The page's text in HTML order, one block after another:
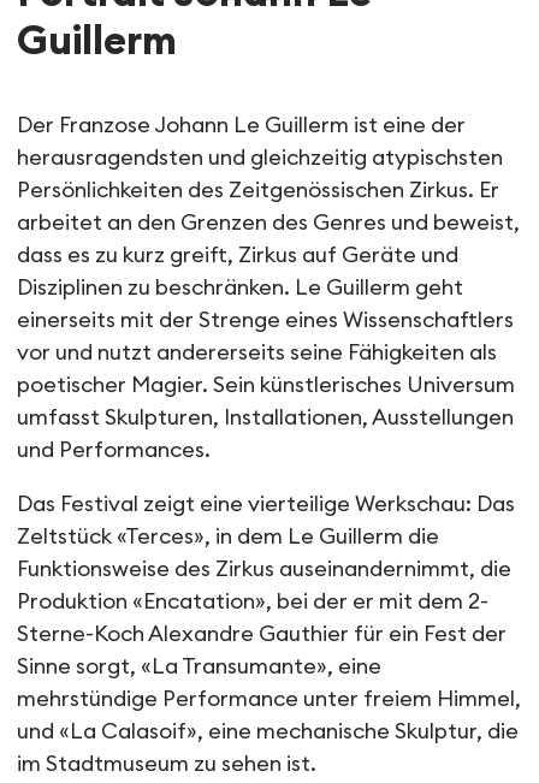
Guillerm
Der Franzose Johann Le Guillerm ist eine der
herausragendsten und gleichzeitig atypischsten
Persönlichkeiten des Zeitgenössischen Zirkus. Er
arbeitet an den Grenzen des Genres und beweist,
dass es zu kurz greift, Zirkus auf Geräte und
Disziplinen zu beschränken. Le Guillerm geht
einerseits mit der Strenge eines Wissenschaftlers
vor und nutzt andererseits seine Fähigkeiten als
poetischer Magier. Sein künstlerisches Universum
umfasst Skulpturen, Installationen, Ausstellungen
und Performances.
Das Festival zeigt eine vierteilige Werkschau: Das
Zeltstück «Terces», in dem Le Guillerm die
Funktionsweise des Zirkus auseinandernimmt, die
Produktion «Encatation», bei der er mit dem 2-
Sterne-Koch Alexandre Gauthier für ein Fest der
Sinne sorgt, «La Transumante», eine
mehrstündige Performance unter freiem Himmel,
und «La Calasoif», eine mechanische Skulptur, die
im Stadtmuseum zu sehen ist.